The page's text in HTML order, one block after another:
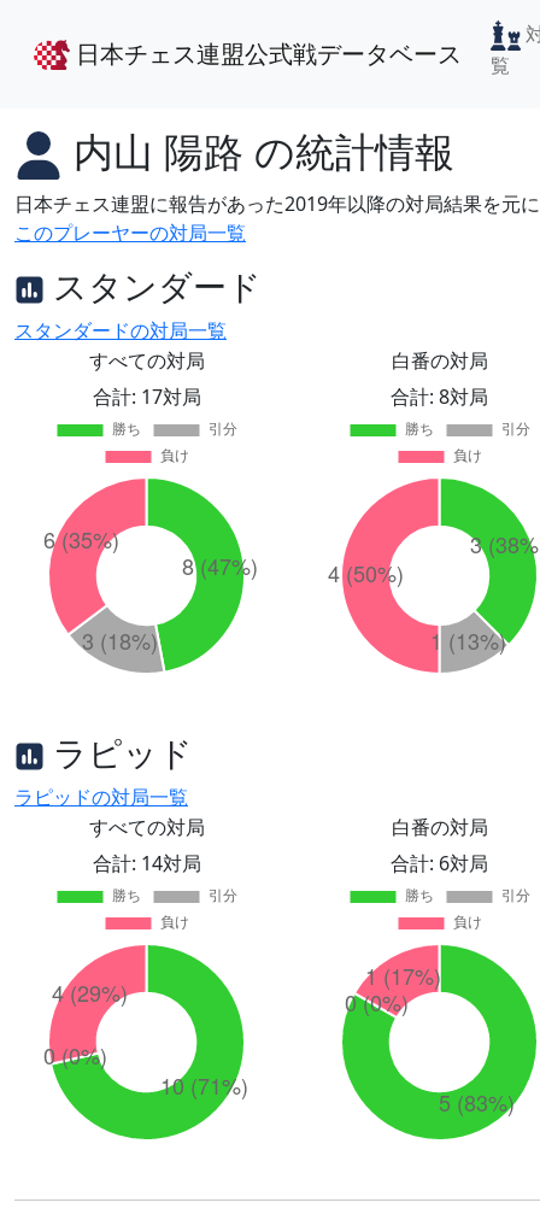
日本チェス連盟公式戦データベース
覧
内山 陽路 の統計情報
日本チェス連盟に報告があった2019年以降の対局結果を元
このプレーヤーの対局一覧
スタンダード
スタンダードの対局一覧
すべての対局
合計: 17対局
白番の対局
合計: 8対局
ラピッド
ラピッドの対局一覧
すべての対局
合計: 14対局
白番の対局
合計: 6対局